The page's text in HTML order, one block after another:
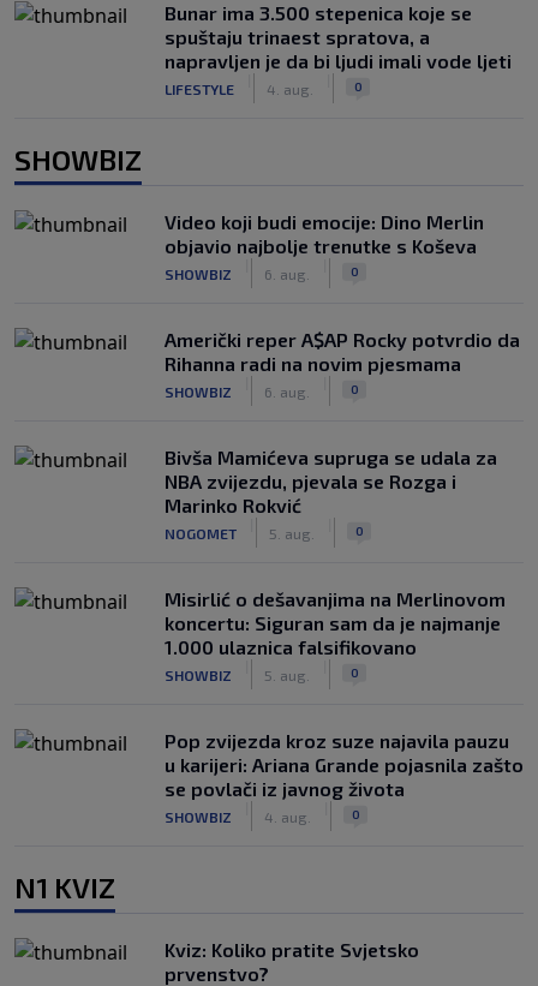
Bunar imа 3.500 stepenica koje se
spuštaju trinaest spratova, a
napravljen je da bi ljudi imali vode ljeti
LIFESTYLE 4. aug. 0
SHOWBIZ
Video koji budi emocije: Dino Merlin
objavio najbolje trenutke s Koševa
SHOWBIZ 6. aug. 0
Američki reper A$AP Rocky potvrdio da
Rihanna radi na novim pjesmama
SHOWBIZ 6. aug. 0
Bivša Mamićeva supruga se udala za
NBA zvijezdu, pjevala se Rozga i
Marinko Rokvić
NOGOMET 5. aug. 0
Misirlić o dešavanjima na Merlinovom
koncertu: Siguran sam da je najmanje
1.000 ulaznica falsifikovano
SHOWBIZ 5. aug. 0
Pop zvijezda kroz suze najavila pauzu
u karijeri: Ariana Grande pojasnila zašto
se povlači iz javnog života
SHOWBIZ 4. aug. 0
N1 KVIZ
Kviz: Koliko pratite Svjetsko
prvenstvo?